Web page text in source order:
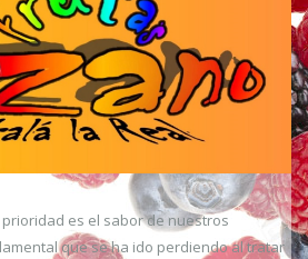
es el sabor de nuestros
que se ha ido perdiendo al tratar